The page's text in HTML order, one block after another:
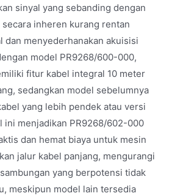
sinyal yang sebanding dengan
inheren kurang rentan
dan menyederhanakan akuisisi
model PR9268/600-000,
fitur kabel integral 10 meter
sedangkan model sebelumnya
yang lebih pendek atau versi
ini menjadikan PR9268/602-000
dan hemat biaya untuk mesin
jalur kabel panjang, mengurangi
yang berpotensi tidak
meskipun model lain tersedia